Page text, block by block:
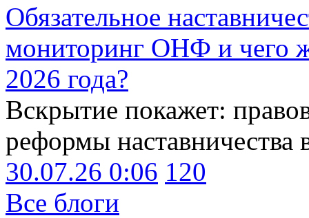
Обязательное
мониторинг ОНФ и чего
2026 года?
Вскрытие покажет:
реформы наставничества
30.07.26 0:06 120
Все блоги